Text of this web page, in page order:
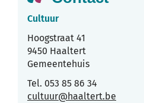
Cultuur
Adres
Hoogstraat 41
,9450 Haaltert
Gemeentehuis
Tel. 053 85 86 34
E-
cultuur@haaltert.be